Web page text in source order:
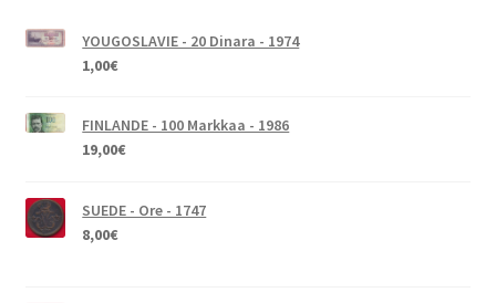
YOUGOSLAVIE - 20 Dinara - 1974
1,00€
FINLANDE - 100 Markkaa - 1986
19,00€
SUEDE - Ore - 1747
8,00€